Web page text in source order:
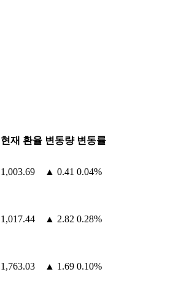
현재 환율 변동량 변동률
1,003.69 ▲ 0.41 0.04%
1,017.44 ▲ 2.82 0.28%
1,763.03 ▲ 1.69 0.10%